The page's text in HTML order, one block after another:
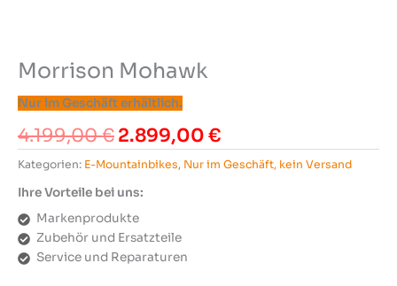
Morrison Mohawk
Nur im Geschäft erhältlich.
4.199,00€Ursprünglicher
Preis
war:
4.199,00 €
2.899,00€
Preis
ist:
Kategorien: E-Mountainbikes, Nur im Geschäft, kein Versand
Ihre Vorteile bei uns:
Markenprodukte
Zubehör und Ersatzteile
Service und Reparaturen